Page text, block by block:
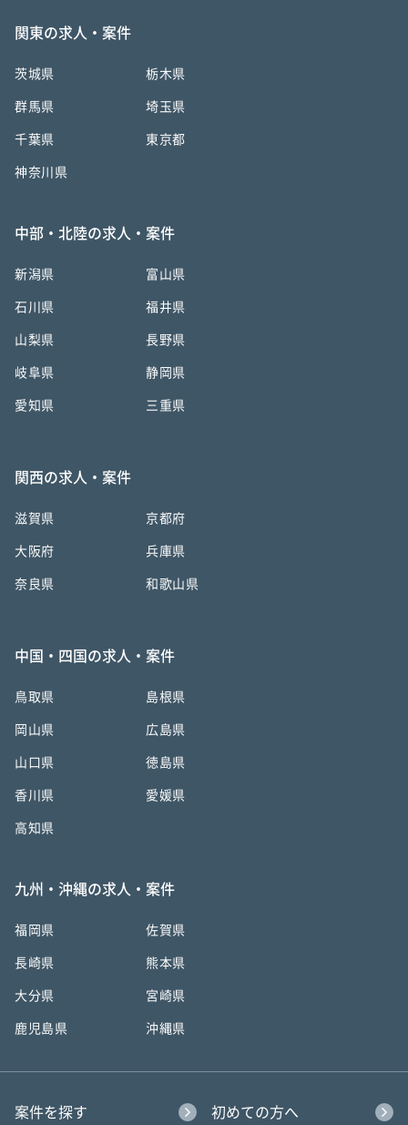
関東の求人・案件
茨城県 栃木県
群馬県 埼玉県
千葉県 東京都
神奈川県
中部・北陸の求人・案件
新潟県 富山県
石川県 福井県
山梨県 長野県
岐阜県 静岡県
愛知県 三重県
関西の求人・案件
滋賀県 京都府
大阪府 兵庫県
奈良県 和歌山県
中国・四国の求人・案件
鳥取県 島根県
岡山県 広島県
山口県 徳島県
香川県 愛媛県
高知県
九州・沖縄の求人・案件
福岡県 佐賀県
長崎県 熊本県
大分県 宮崎県
鹿児島県 沖縄県
案件を探す 初めての方へ